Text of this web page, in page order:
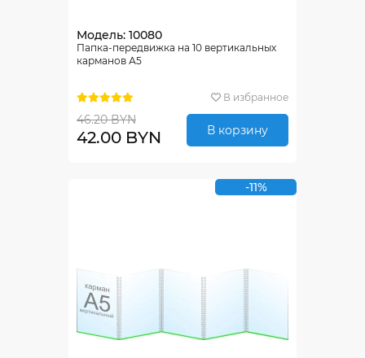
Модель: 10080
Папка-передвижка на 10 вертикальных
карманов А5
В избранное
46.20 BYN
42.00 BYN В корзину
-11%